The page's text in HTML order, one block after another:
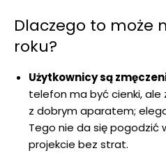
Dlaczego to może
roku?
Użytkownicy są
telefon ma być cienki, ale
z dobrym aparatem;
Tego nie da się pogodzić
projekcie bez strat.